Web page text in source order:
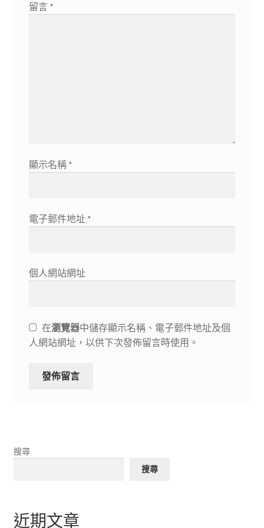
留言 *
顯示名稱 *
電子郵件地址 *
個人網站網址
在瀏覽器中儲存顯示名稱、電子郵件地址及個
人網站網址，以供下次發佈留言時使用。
搜尋
搜尋
近期文章